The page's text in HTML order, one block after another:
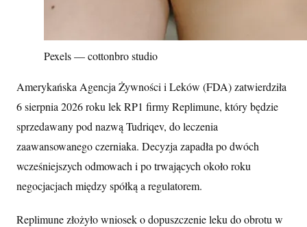
Pexels — cottonbro studio
Amerykańska Agencja Żywności i Leków (FDA) zatwierdziła
6 sierpnia 2026 roku lek RP1 firmy Replimune, który będzie
sprzedawany pod nazwą Tudriqev, do leczenia
zaawansowanego czerniaka. Decyzja zapadła po dwóch
wcześniejszych odmowach i po trwających około roku
negocjacjach między spółką a regulatorem.
Replimune złożyło wniosek o dopuszczenie leku do obrotu w